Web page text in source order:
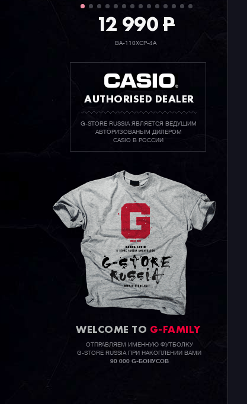
12 990P
BA-110XCP-4A
AUTHORISED DEALER
G-STORE RUSSIA ЯВЛЯЕТСЯ ВЕДУЩИМ
АВТОРИЗОВАНЫМ ДИЛЕРОМ
CASIO В РОССИИ
WELCOME TO G-FAMILY
ОТПРАВЛЯЕМ ИМЕННУЮ ФУТБОЛКУ
G-STORE RUSSIA ПРИ НАКОПЛЕНИИ ВАМИ
90 000 G-БОНУСОВ